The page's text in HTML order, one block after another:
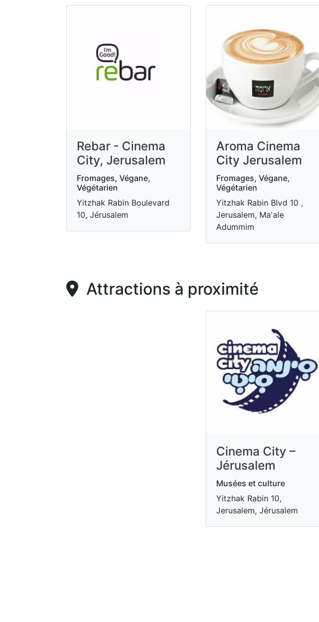
Rebar - Cinema
City, Jerusalem
Fromages, Végane,
Végétarien
Yitzhak Rabin Boulevard
10, Jérusalem
Aroma Cinema
City Jerusalem
Fromages, Végane,
Végétarien
Yitzhak Rabin Blvd 10 ,
Jerusalem, Ma'ale
Adummim
Attractions à proximité
Cinema City –
Jérusalem
Musées et culture
Yitzhak Rabin 10,
Jerusalem, Jérusalem